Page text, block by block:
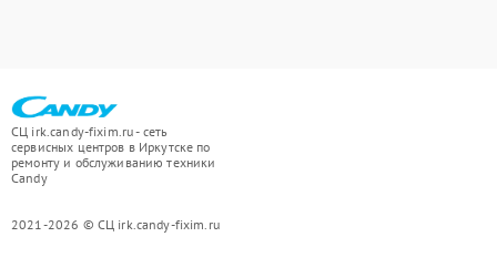
СЦ irk.candy-fixim.ru - сеть
сервисных центров в Иркутске по
ремонту и обслуживанию техники
Candy
2021-2026 © СЦ irk.candy-fixim.ru